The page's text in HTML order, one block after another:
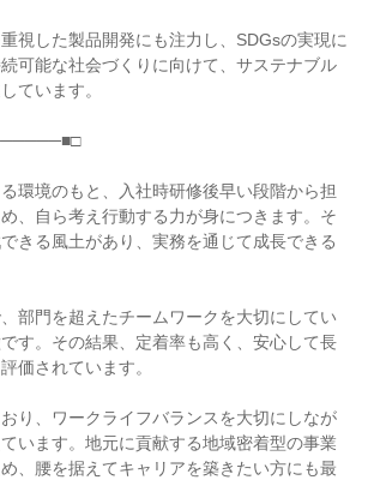
視した製品開発にも注力し、SDGsの実現に
可能な社会づくりに向けて、サステナブル
ています。
環境のもと、入社時研修後早い段階から担
、自ら考え行動する力が身につきます。そ
きる風土があり、実務を通じて成長できる
部門を超えたチームワークを大切にしてい
す。その結果、定着率も高く、安心して長
価されています。
り、ワークライフバランスを大切にしなが
います。地元に貢献する地域密着型の事業
、腰を据えてキャリアを築きたい方にも最